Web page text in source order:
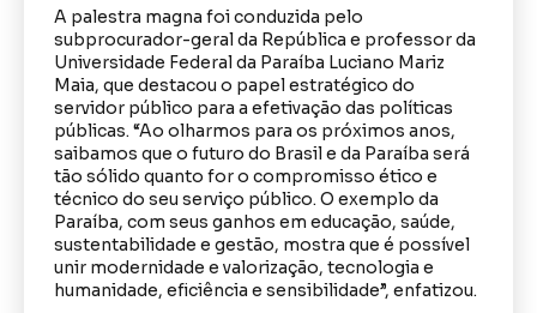
A palestra magna foi conduzida pelo
subprocurador-geral da República e professor da
Universidade Federal da Paraíba Luciano Mariz
Maia, que destacou o papel estratégico do
servidor público para a efetivação das políticas
públicas. “Ao olharmos para os próximos anos,
saibamos que o futuro do Brasil e da Paraíba será
tão sólido quanto for o compromisso ético e
técnico do seu serviço público. O exemplo da
Paraíba, com seus ganhos em educação, saúde,
sustentabilidade e gestão, mostra que é possível
unir modernidade e valorização, tecnologia e
humanidade, eficiência e sensibilidade”, enfatizou.